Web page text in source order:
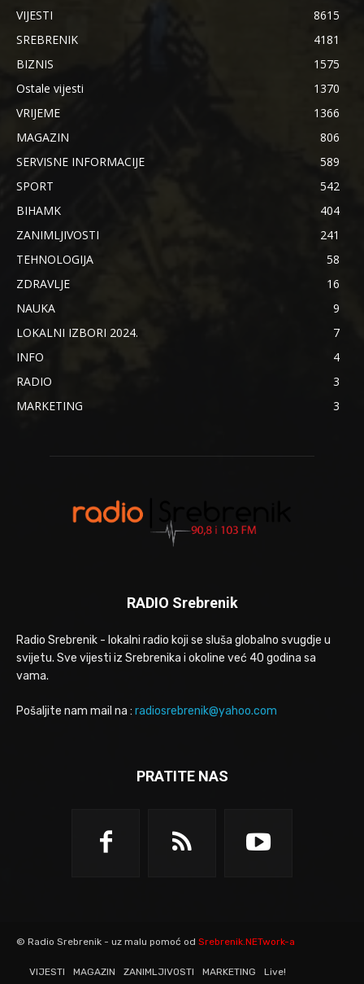
VIJESTI
8615
SREBRENIK
4181
BIZNIS
1575
Ostale vijesti
1370
VRIJEME
1366
MAGAZIN
806
SERVISNE INFORMACIJE
589
SPORT
542
BIHAMK
404
ZANIMLJIVOSTI
241
TEHNOLOGIJA
58
ZDRAVLJE
16
NAUKA
9
LOKALNI IZBORI 2024.
7
INFO
4
RADIO
3
MARKETING
3
RADIO Srebrenik
Radio Srebrenik - lokalni radio koji se sluša globalno svugdje u
svijetu. Sve vijesti iz Srebrenika i okoline već 40 godina sa
vama.
Pošaljite nam mail na : radiosrebrenik@yahoo.com
PRATITE NAS
© Radio Srebrenik - uz malu pomoć od Srebrenik.NETwork-a
VIJESTI MAGAZIN ZANIMLJIVOSTI MARKETING
Live!